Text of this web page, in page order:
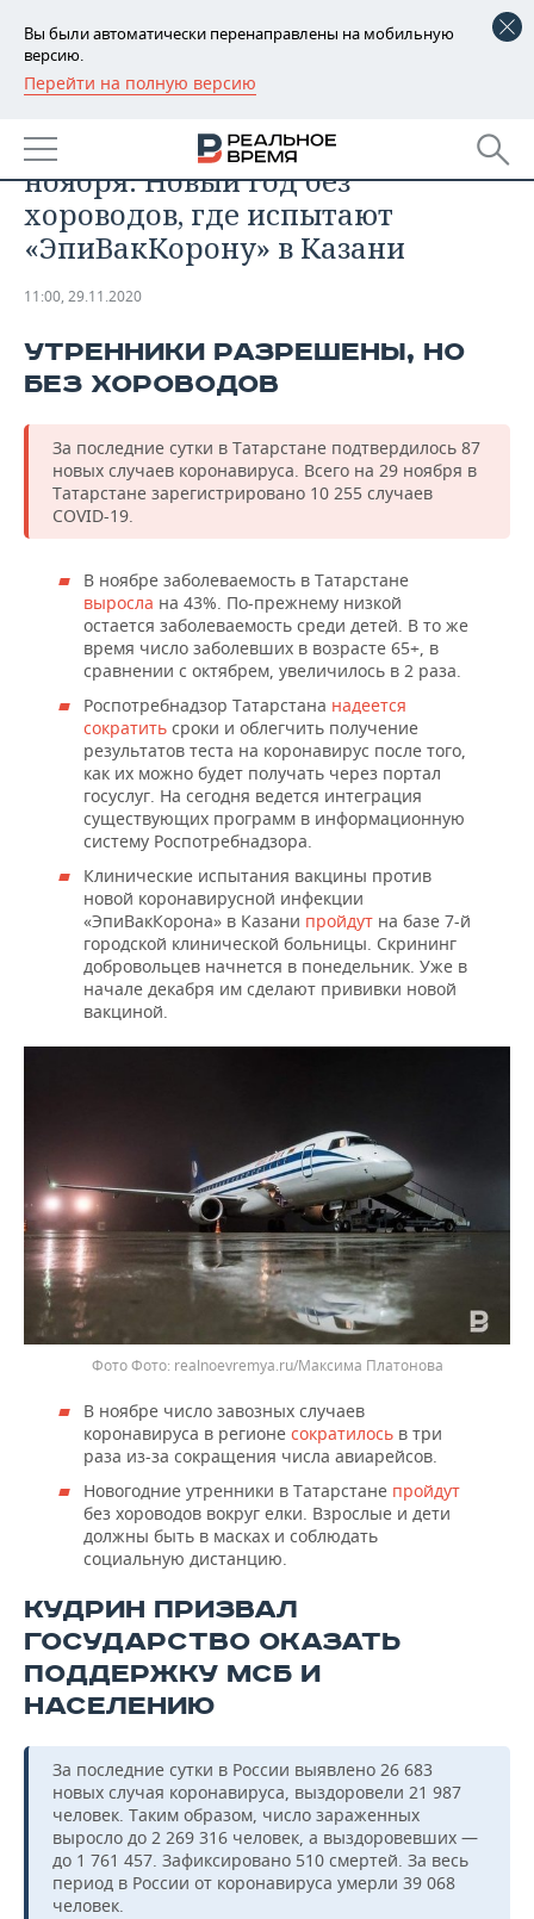
Вы были автоматически перенаправлены на мобильную
версию.
Перейти на полную версию
РЕГИОНЫ
БАШКОРТОСТАН
ТАТАРСТАН
УДМУРТИЯ
НОВОСТИ
АНАЛИТИКА
НОВОСТИ АНАЛИТИКИ
ДЕКЛАРАЦИИ О ДОХОДАХ
КОРОЛИ ГОСЗАКАЗА ПФО
КОМУ ПРИНАДЛЕЖАТ
ТОРГОВЫЕ ЦЕНТРЫ
ТАТАРСТАНА
ЭКОНОМИКА
НОВОСТИ ЭКОНОМИКИ
ФИНАНСЫ
БЮДЖЕТ
ИНВЕСТИЦИИ
ПРОМЫШЛЕННОСТЬ
НОВОСТИ
ПРОМЫШЛЕННОСТИ
АГРОПРОМ
МАШИНОСТРОЕНИЕ
НЕФТЕХИМИЯ
НЕФТЬ
ЭНЕРГЕТИКА
НЕДВИЖИМОСТЬ
НОВОСТИ АВТО
БИЗНЕС
НОВОСТИ БИЗНЕСА
РОЗНИЧНАЯ ТОРГОВЛЯ
ТРАНСПОРТ
УСЛУГИ
ТЕХНОЛОГИИ
НОВОСТИ ТЕХНОЛОГИЙ
МЕДИА
ТЕЛЕКОММУНИКАЦИИ
МЕРОПРИЯТИЯ
НОВОСТИ МЕРОПРИЯТИЙ
ВЫЕЗДНАЯ РЕДАКЦИЯ
БИЗНЕС-БРАНЧИ
ONLINE-КОНФЕРЕНЦИИ
ОТКРЫТАЯ ЛЕКЦИЯ
СПОРТ
НОВОСТИ СПОРТА
ФУТБОЛ
ХОККЕЙ
БАСКЕТБОЛ
ВОЛЕЙБОЛ
КИБЕРСПОРТ
ФИГУРНОЕ КАТАНИЕ
НОВОСТИ ОБЩЕСТВА
ВЛАСТЬ
ИНФРАСТРУКТУРА
ИСТОРИЯ
КУЛЬТУРА
МЕДИЦИНА
ФОТОГАЛЕРЕЯ
СЮЖЕТЫ
СПРАВОЧНИК
СПИСОК ПЕРСОН
СПИСОК КОМПАНИЙ
ПОЛНАЯ ВЕРСИЯ
Главное о коронавирусе на 29
ноября: Новый год без
хороводов, где испытают
«ЭпиВакКорону» в Казани
11:00, 29.11.2020
УТРЕННИКИ РАЗРЕШЕНЫ, НО
БЕЗ ХОРОВОДОВ
За последние сутки в Татарстане подтвердилось 87
новых случаев коронавируса. Всего на 29 ноября в
Татарстане зарегистрировано 10 255 случаев
COVID-19.
В ноябре заболеваемость в Татарстане
выросла на 43%. По-прежнему низкой
остается заболеваемость среди детей. В то же
время число заболевших в возрасте 65+, в
сравнении с октябрем, увеличилось в 2 раза.
Роспотребнадзор Татарстана надеется
сократить сроки и облегчить получение
результатов теста на коронавирус после того,
как их можно будет получать через портал
госуслуг. На сегодня ведется интеграция
существующих программ в информационную
систему Роспотребнадзора.
Клинические испытания вакцины против
новой коронавирусной инфекции
«ЭпиВакКорона» в Казани пройдут на базе 7-й
городской клинической больницы. Скрининг
добровольцев начнется в понедельник. Уже в
начале декабря им сделают прививки новой
вакциной.
Фото realnoevremya.ru/Максима Платонова
В ноябре число завозных случаев
коронавируса в регионе сократилось в три
раза из-за сокращения числа авиарейсов.
Новогодние утренники в Татарстане пройдут
без хороводов вокруг елки. Взрослые и дети
должны быть в масках и соблюдать
социальную дистанцию.
КУДРИН ПРИЗВАЛ
ГОСУДАРСТВО ОКАЗАТЬ
ПОДДЕРЖКУ МСБ И
НАСЕЛЕНИЮ
За последние сутки в России выявлено 26 683
новых случая коронавируса, выздоровели 21 987
человек. Таким образом, число зараженных
выросло до 2 269 316 человек, а выздоровевших —
до 1 761 457. Зафиксировано 510 смертей. За весь
период в России от коронавируса умерли 39 068
человек.